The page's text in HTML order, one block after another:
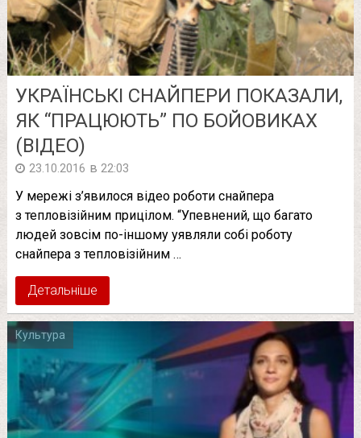
УКРАЇНСЬКІ СНАЙПЕРИ ПОКАЗАЛИ,
ЯК “ПРАЦЮЮТЬ” ПО БОЙОВИКАХ
(ВІДЕО)
23.10.2016 в 22:03
У мережі з’явилося відео роботи снайпера
з тепловізійним прицілом. “Упевнений, що багато
людей зовсім по-іншому уявляли собі роботу
снайпера з тепловізійним …
Детальніше
Культура